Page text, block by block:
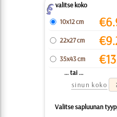
Zvalitse koko
10x12 cm
€
22x27 cm €
35x43 cm €
... tai ...
sinun koko
Valitse sapluunan